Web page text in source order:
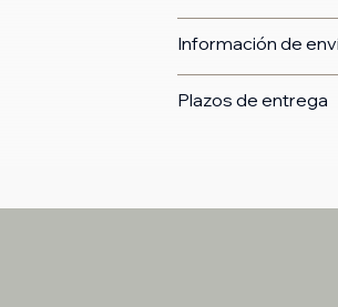
Información de
Plazos de entrega